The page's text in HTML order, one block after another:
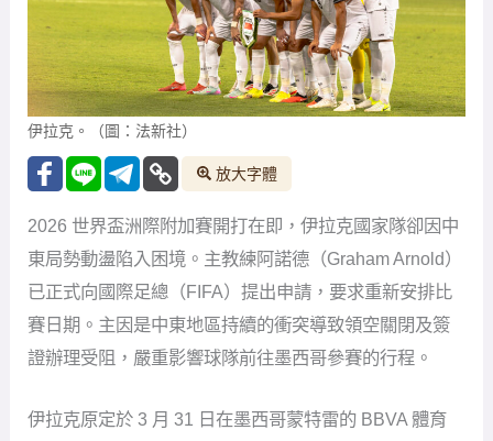
伊拉克。（圖：法新社）
放大字體
2026 世界盃洲際附加賽開打在即，伊拉克國家隊卻因中
東局勢動盪陷入困境。主教練阿諾德（Graham Arnold）
已正式向國際足總（FIFA）提出申請，要求重新安排比
賽日期。主因是中東地區持續的衝突導致領空關閉及簽
證辦理受阻，嚴重影響球隊前往墨西哥參賽的行程。
伊拉克原定於 3 月 31 日在墨西哥蒙特雷的 BBVA 體育